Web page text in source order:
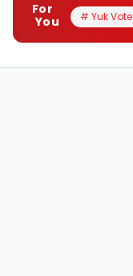
For
You
# Yuk Vote